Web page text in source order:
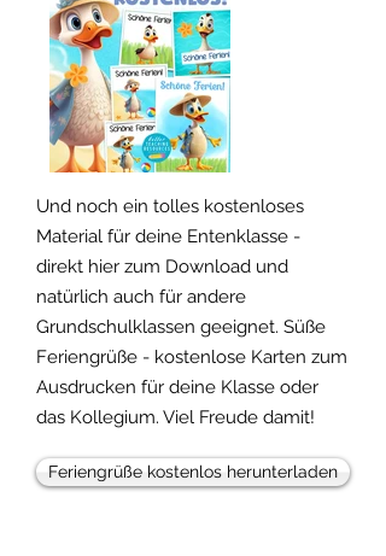
Und noch ein tolles kostenloses
Material für deine Entenklasse -
direkt hier zum Download und
natürlich auch für andere
Grundschulklassen geeignet. Süße
Feriengrüße - kostenlose Karten zum
Ausdrucken für deine Klasse oder
das Kollegium. Viel Freude damit!
Feriengrüße kostenlos herunterladen